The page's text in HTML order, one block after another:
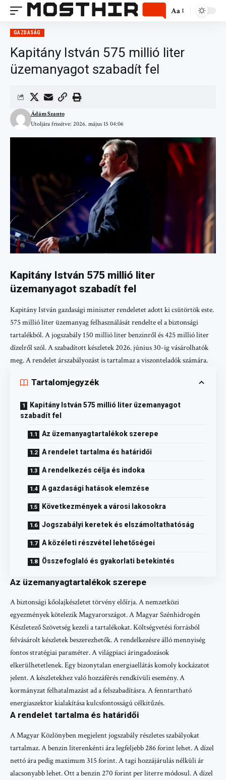
Aa
GAZDASÁG
Kapitány István 575 millió liter
üzemanyagot szabadít fel
Utoljára frissítve: 2026. május 15 04:06
Ádám Szanto
Kapitány István 575 millió liter
üzemanyagot szabadít fel
Kapitány István gazdasági miniszter rendeletet adott ki csütörtök este.
575 millió liter üzemanyag felhasználását rendelte el a biztonsági
tartalékból. A jogszabály 150 millió liter benzinről és 425 millió liter
dízelről szól. A szabadított készletek 2026. június 30-ig vásárolhatók
meg. A rendelet árszabályozást is tartalmaz a viszonteladók számára.
Tartalomjegyzék
Kapitány István 575 millió liter üzemanyagot
szabadít fel
Az üzemanyagtartalékok szerepe
A rendelet tartalma és határidői
A rendelkezés célja és indoka
A gazdasági hatások elemzése
Következmények a városi lakosokra
Jogszabályi keretek és elszámoltathatóság
A közéleti részvétel lehetőségei
Összefoglaló és gyakorlati betekintés
Az üzemanyagtartalékok szerepe
A biztonsági kőolajkészletet törvény előírja. A nemzetközi
egyezmények kötelezik Magyarországot. A Magyar Szénhidrogén
Készletező Szövetség kezeli a tartalékokat. Költségvetési forrásból
felvásárolt készletek beszerezhetők. A rendelkezésre álló mennyiség
fontos stratégiai paraméter. A világpiaci áringadozások
elkerülhetetlenek. Egy bizonytalan energiaellátás komoly kockázatot
jelent. A készletekhez való hozzáférés rendkívüli esemény. A
kormányzat felhatalmazást ad a felszabadításra. A fenntartható
energiaszektor kialakítása kulcsfontosságú célkitűzés.
A rendelet tartalma és határidői
A Magyar Közlönyben megjelent jogszabály részletes szabályokat
tartalmaz. A benzin literenkénti ára legfeljebb 286 forint lehet. A dízel
nettó ára pedig maximum 315 forint. A tagi hozzájárulás nélküli ár
alacsonyabb lehet. Ott a benzin 270 forint per literre módosul. A dízel